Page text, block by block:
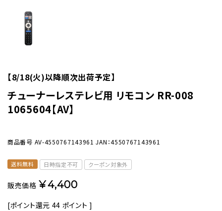
【8/18(火)以降順次出荷予定】
チューナーレステレビ用 リモコン RR-008
1065604【AV】
商品番号 AV-4550767143961 JAN：4550767143961
送料無料 日時指定不可 クーポン対象外
販売価格 ¥4,400
[ポイント還元 44 ポイント ]